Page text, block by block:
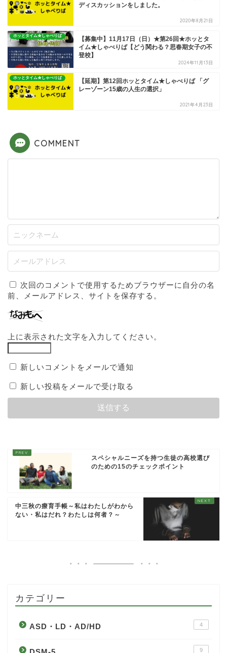
ディスカッションをしました。
2020年8月21日
ホッとタイム★しゃべりば
【募集中】11月17日（日）★第26回★ホッとタ
イム★しゃべりば【どう関わる？思春期女子の不
登校】
2024年11月13日
ホッとタイム★しゃべりば
【延期】第12回ホッとタイム★しゃべりば 「グ
レーゾーン15歳の人生の選択」
2021年4月23日
COMMENT
次回のコメントで使用するためブラウザーに自分の名
前、メールアドレス、サイトを保存する。
上に表示された文字を入力してください。
新しいコメントをメールで通知
新しい投稿をメールで受け取る
スペシャルニーズを持つ生徒の高校選び
のための15のチェックポイント
中三秋の療育手帳～私はわたしがわから
ない・私はだれ？わたしは何者？～
カテゴリー
ASD・LD・AD/HD 4
9